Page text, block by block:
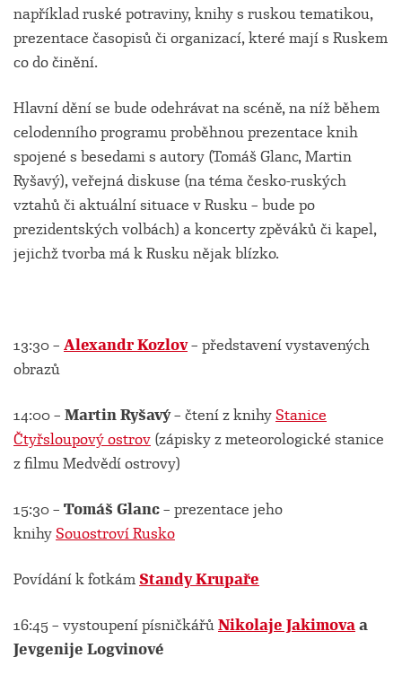
například ruské potraviny, knihy s ruskou tematikou,
prezentace časopisů či organizací, které mají s Ruskem
co do činění.
Hlavní dění se bude odehrávat na scéně, na níž během
celodenního programu proběhnou prezentace knih
spojené s besedami s autory (Tomáš Glanc, Martin
Ryšavý), veřejná diskuse (na téma česko-ruských
vztahů či aktuální situace v Rusku – bude po
prezidentských volbách) a koncerty zpěváků či kapel,
jejichž tvorba má k Rusku nějak blízko.
13:30 – Alexandr Kozlov– představení vystavených
obrazů
14:00 – Martin Ryšavý– čtení z knihyStanice
Čtyřsloupový ostrov (zápisky z meteorologické stanice
z filmu Medvědí ostrovy)
15:30 – Tomáš Glanc– prezentace jeho
knihySouostroví Rusko
Povídání k fotkámStandy Krupaře
16:45 – vystoupení písničkářůNikolaje Jakimovaa
Jevgenije Logvinové